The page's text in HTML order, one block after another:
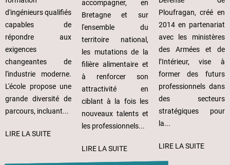
d'ingénieurs qualifiés
capables de
répondre aux
exigences
changeantes de
l'industrie moderne.
L'école propose une
grande diversité de
parcours, incluant...
LIRE LA SUITE
accompagner, en
Bretagne et sur
l'ensemble du
territoire national,
les mutations de la
filière alimentaire et
à renforcer son
attractivité en
ciblant à la fois les
nouveaux talents et
les professionnels...
LIRE LA SUITE
Ploufragan, créé en
2014 en partenariat
avec les ministères
des Armées et de
l’Intérieur, vise à
former des futurs
professionnels dans
des secteurs
stratégiques pour
la...
LIRE LA SUITE